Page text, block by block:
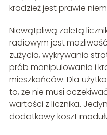
kradzież jest prawie
Niewątpliwą zaletą
radiowym jest
zużycia, wykrywania
prób manipulowania i
mieszkańców. Dla
to, że nie musi
wartości z licznika.
dodatkowy koszt